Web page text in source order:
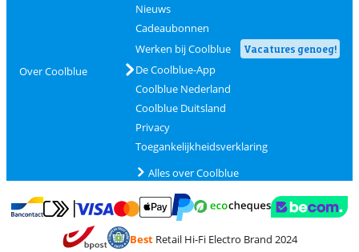
Over Coolblue
Nieuws
Cadeaubonnen
Werken bij Coolblue
Vacatures genoeg!
De Coolblue-App
Coolblue Nederland
Coolblue Duitsland
Privacy
Toegankelijkheidsverklaring
Alles over Coolblue
Betalen met Bancontact
Betalen met MasterCard en Visa via ClickToPay
Betalen met PayPal
BestRetail Hi-Fi Electro Brand 2024